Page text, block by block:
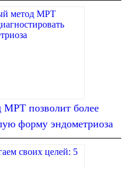
МРТ позволит более
форму эндометриоза